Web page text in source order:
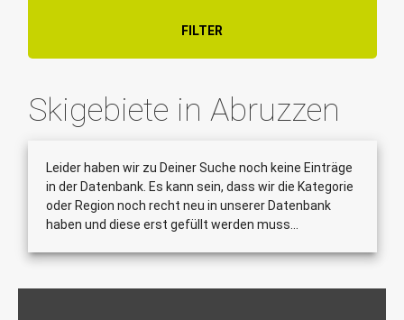
FILTER
Skigebiete in Abruzzen
Leider haben wir zu Deiner Suche noch keine Einträge
in der Datenbank. Es kann sein, dass wir die Kategorie
oder Region noch recht neu in unserer Datenbank
haben und diese erst gefüllt werden muss...